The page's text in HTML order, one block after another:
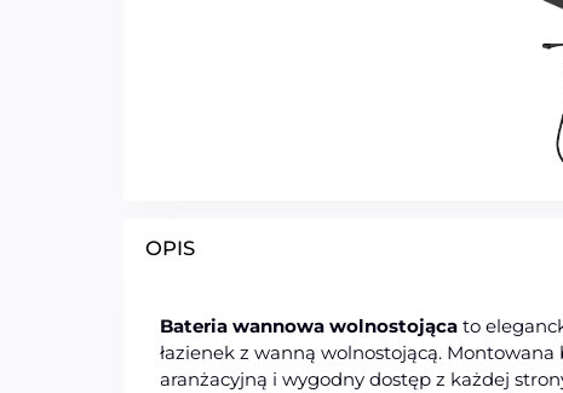
OPIS
Bateria wannowa wolnostojąca to
łazienek z wanną wolnostojącą.
aranżacyjną i wygodny dostęp z każdej